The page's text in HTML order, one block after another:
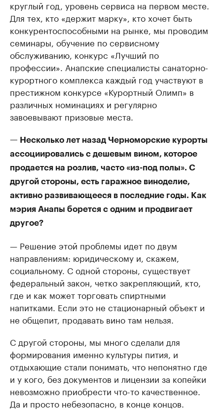
круглый год, уровень сервиса на первом месте.
Для тех, кто «держит марку», кто хочет быть
конкурентоспособными на рынке, мы проводим
семинары, обучение по сервисному
обслуживанию, конкурс «Лучший по
профессии». Анапские специалисты санаторно-
курортного комплекса каждый год участвуют в
престижном конкурсе «Курортный Олимп» в
различных номинациях и регулярно
завоевывают призовые места.
— Несколько лет назад Черноморские курорты
ассоциировались с дешевым вином, которое
продается на розлив, часто «из-под полы». С
другой стороны, есть гаражное виноделие,
активно развивающееся в последние годы. Как
мэрия Анапы борется с одним и продвигает
другое?
— Решение этой проблемы идет по двум
направлениям: юридическому и, скажем,
социальному. С одной стороны, существует
федеральный закон, четко закрепляющий, кто,
где и как может торговать спиртными
напитками. Если это не стационарный объект и
не общепит, продавать вино там нельзя.
С другой стороны, мы много сделали для
формирования именно культуры пития, и
отдыхающие стали понимать, что непонятно где
и у кого, без документов и лицензии за копейки
невозможно приобрести что-то качественное.
Да и просто небезопасно, в конце концов.